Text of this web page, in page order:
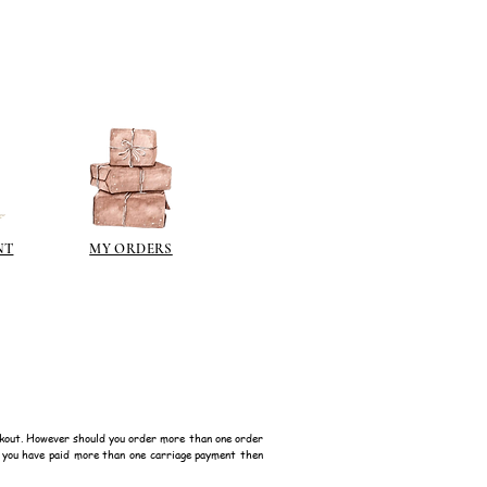
MY ORDERS
However should you order more than one order
have paid more than one carriage payment then